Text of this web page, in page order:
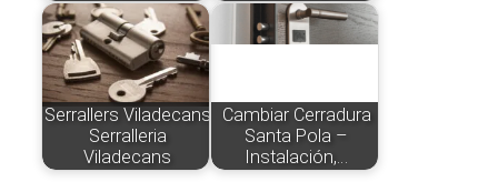
Serrallers Viladecans
Serralleria
Viladecans
Cambiar Cerradura
Santa Pola –
Instalación,…